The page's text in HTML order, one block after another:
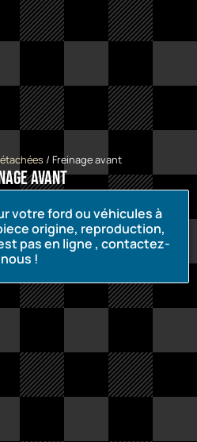
/ Freinage avant
avant
votre ford ou véhicules à
origine, reproduction,
pas en ligne , contactez-
nous !